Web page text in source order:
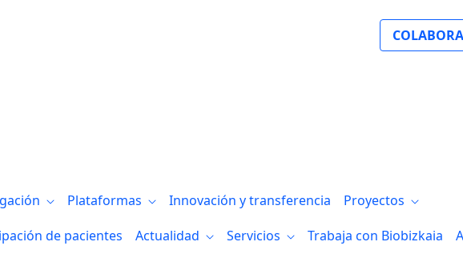
COLABORA
Plataformas Innovación y transferencia
Proyectos
de pacientes Actualidad Servicios Trabaja con Biobizkaia